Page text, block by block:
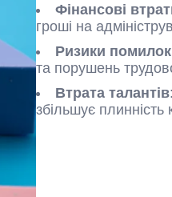
Фінансові
гроші на
Ризики помилок
та порушень
Втрата талантів
збільшує плинність